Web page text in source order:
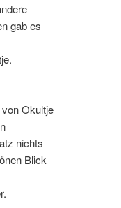
gab es
Okultje
nichts
Blick